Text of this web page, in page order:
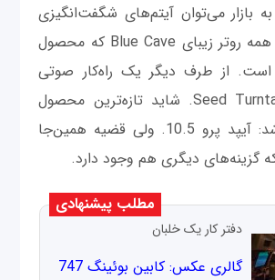
بازار می‌توان آیتم‌های شگفت‌انگیزی
پیدا کرد. اول از همه روتر زیبای Blue Cave که محصول
از طرف دیگر یک راه‌کار صوتی
عالی به‌نام Seed Turntable. شاید تازه‌ترین محصول
آیپد هم بد نباشد: آیپد پرو 10.5. ولی قضیه همین‌جا
گزینه‌های دیگری هم وجود دارد.
مطلب پیشنهادی
دفتر کار یک خلبان
گالری عکس: کابین بوئینگ 747